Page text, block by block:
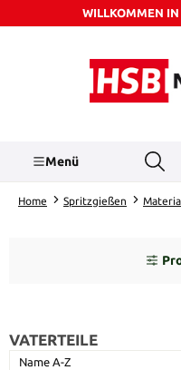
Zum Hauptinhalt springen
WILLKOMMEN
Menü
Home Spritzgießen
VATERTEILE